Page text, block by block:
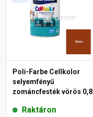
Poli-Farbe Cellkolor
selyemfényű
zománcfesték vörös 0,8 l
Raktáron